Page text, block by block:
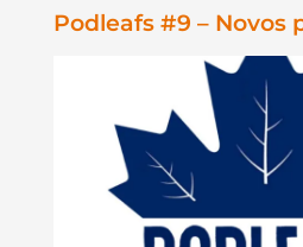
Podleafs #9 – Novos